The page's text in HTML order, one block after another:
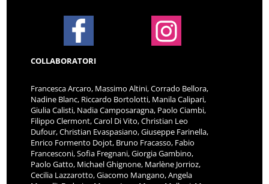
COLLABORATORI
Francesca Arcaro, Massimo Altini, Corrado Bellora,
Nadine Blanc, Riccardo Bortolotti, Manila Calipari,
Giulia Calisti, Nadia Camposaragna, Paolo Ciambi,
Filippo Clermont, Carol Di Vito, Christian Leo
Dufour, Christian Evaspasiano, Giuseppe Farinella,
Enrico Formento Dojot, Bruno Fracasso, Fabio
Francesconi, Sofia Fregnani, Giorgia Gambino,
Paolo Gatto, Michael Ghignone, Marlène Jorrioz,
Cecilia Lazzarotto, Giacomo Mangano, Angela